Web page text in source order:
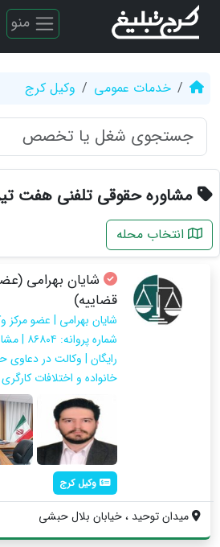
منو
خدمات عمومی وکیل کرج
مشاوره حقوقی تلفنی هفت
انتخاب محله
شایان بهرامی
قضاییه)
شایان بهرامی | عضو مرکز
شماره
رایگان | وکالت در دعاوی
خانواده و اختلافات
وکیل کرج
میدان توحید ، خیابان بلال حبشی